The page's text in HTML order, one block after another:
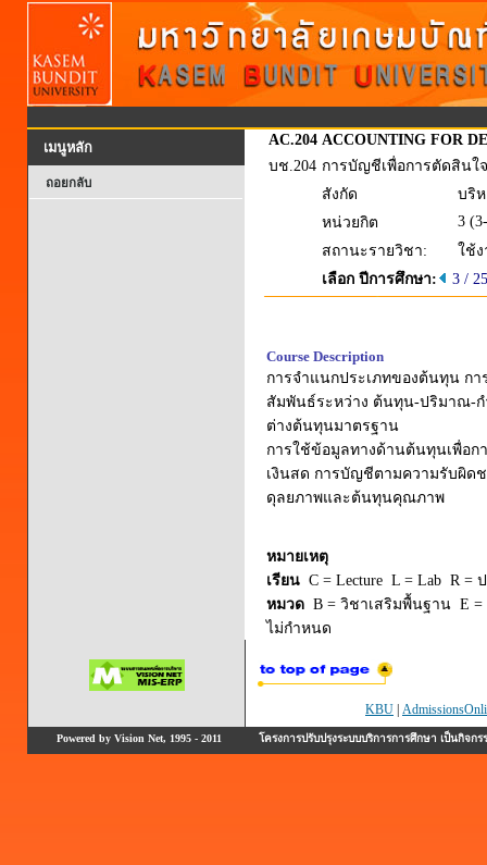
เมนูหลัก
ถอยกลับ
AC.204 ACCOUNTING FOR
บช.204 การบัญชีเพื่อการตัดสินใ
สังกัด
บริ
หน่วยกิต
3
สถานะรายวิชา:
ใช้
เลือก ปีการศึกษา:
3 /
Course Description
การจำแนกประเภทของต้นทุน
สัมพันธ์ระหว่าง ต้นทุน-ปริมาณ-ก
ต่างต้นทุนมาตรฐาน
การใช้ข้อมูลทางด้านต้นทุนเพื่อก
เงินสด การบัญชีตามความรับผิด
ดุลยภาพและต้นทุนคุณภาพ
หมายเหตุ
เรียน C = Lecture L = Lab R =
หมวด B = วิชาเสริมพื้นฐาน E
ไม่กำหนด
KBU
Powered by Vision Net, 1995 - 2011 โครงการปรับปรุงระบบบริการการศึกษา เป็นกิ